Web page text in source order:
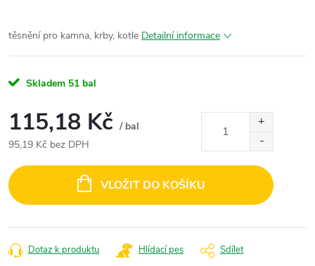
těsnění pro kamna, krby, kotle Detailní informace
Skladem 51 bal
115,18 Kč / bal
95,19 Kč bez DPH
cena:
VLOŽIT DO KOŠÍKU
Dotaz k produktu Hlídací pes Sdílet